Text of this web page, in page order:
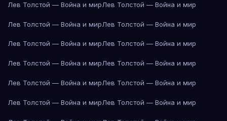
Лев Толстой — Война и мирЛев Толстой — Война и мир
Лев Толстой — Война и мирЛев Толстой — Война и мир
Лев Толстой — Война и мирЛев Толстой — Война и мир
Лев Толстой — Война и мирЛев Толстой — Война и мир
Лев Толстой — Война и мирЛев Толстой — Война и мир
Лев Толстой — Война и мирЛев Толстой — Война и мир